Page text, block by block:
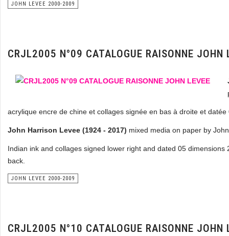
JOHN LEVEE 2000-2009
CRJL2005 N°09 CATALOGUE RAISONNE JOHN
acrylique encre de chine et collages signée en bas à droite et
John Harrison Levee (1924 - 2017) mixed media on paper by
Indian ink and collages signed lower right and dated 05
back.
JOHN LEVEE 2000-2009
CRJL2005 N°10 CATALOGUE RAISONNE JOHN